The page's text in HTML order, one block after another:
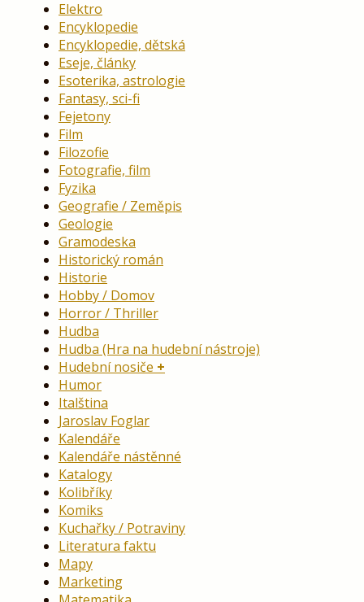
Elektro
Encyklopedie
Encyklopedie, dětská
Eseje, články
Esoterika, astrologie
Fantasy, sci-fi
Fejetony
Film
Filozofie
Fotografie, film
Fyzika
Geografie / Zeměpis
Geologie
Gramodeska
Historický román
Historie
Hobby / Domov
Horror / Thriller
Hudba
Hudba (Hra na hudební nástroje)
Hudební nosiče
Humor
Italština
Jaroslav Foglar
Kalendáře
Kalendáře nástěnné
Katalogy
Kolibříky
Komiks
Kuchařky / Potraviny
Literatura faktu
Mapy
Marketing